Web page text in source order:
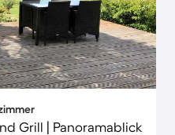
Grill | Panoramablick